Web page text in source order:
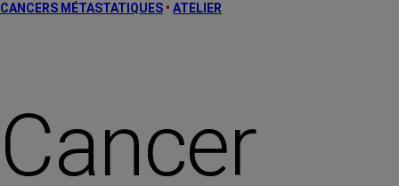
CANCERS MÉTASTATIQUES • ATELIER
Cancer